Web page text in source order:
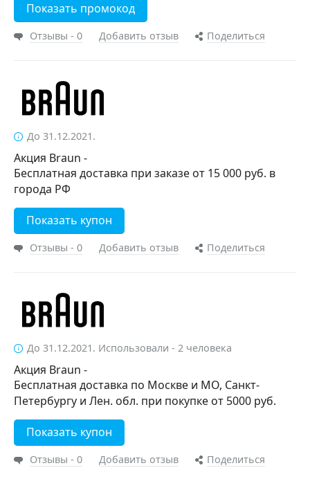
Показать промокод
Отзывы - 0 Добавить отзыв Поделиться
До 31.12.2021.
Акция Braun -
Бесплатная доставка при заказе от 15 000 руб. в
города РФ
Показать купон
Отзывы - 0 Добавить отзыв Поделиться
До 31.12.2021. Использовали - 2 человека
Акция Braun -
Бесплатная доставка по Москве и МО, Санкт-
Петербургу и Лен. обл. при покупке от 5000 руб.
Показать купон
Отзывы - 0 Добавить отзыв Поделиться